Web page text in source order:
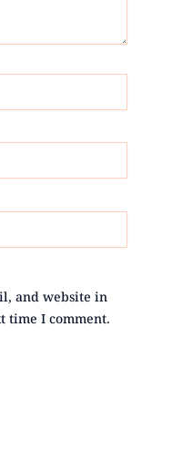
and website in
time I comment.